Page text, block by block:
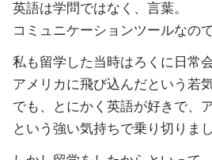
英語は学問ではなく、言葉。
コミュニケーションツールなの
私も留学した当時はろくに日常
アメリカに飛び込んだという若
でも、とにかく英語が好きで、
という強い気持ちで乗り切りまし